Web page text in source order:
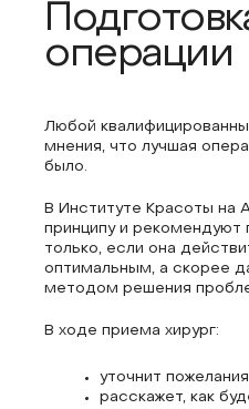
операции
Любой
мнения, что лучшая
было.
В Институте Красоты на
принципу и рекомендуют
только, если она
оптимальным, а скорее
методом решения
В ходе приема хирург:
уточнит
расскажет, как